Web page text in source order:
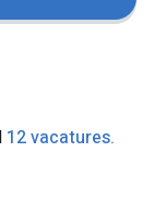
12 vacatures.